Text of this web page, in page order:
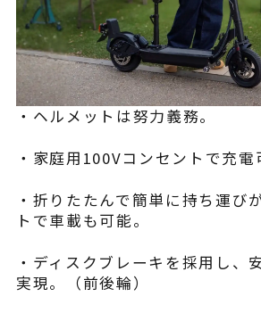
・ヘルメットは努力義務。
・家庭用100Vコンセントで充電
・折りたたんで簡単に持ち運び
トで車載も可能。
・ディスクブレーキを採用し、
実現。（前後輪）